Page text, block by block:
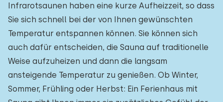
Infrarotsaunen haben eine kurze Aufheizzeit, so dass
Sie sich schnell bei der von Ihnen gewünschten
Temperatur entspannen können. Sie können sich
auch dafür entscheiden, die Sauna auf traditionelle
Weise aufzuheizen und dann die langsam
ansteigende Temperatur zu genießen. Ob Winter,
Sommer, Frühling oder Herbst: Ein Ferienhaus mit